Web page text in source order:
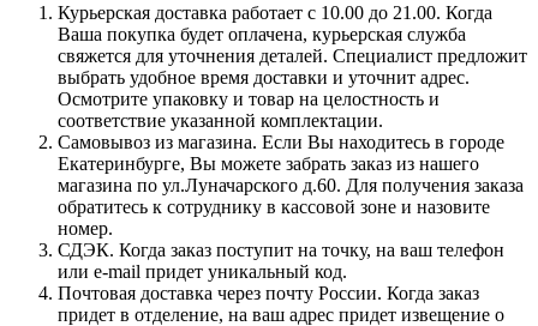
Курьерская доставка работает с 10.00 до 21.00. Когда
Ваша покупка будет оплачена, курьерская служба
свяжется для уточнения деталей. Специалист предложит
выбрать удобное время доставки и уточнит адрес.
Осмотрите упаковку и товар на целостность и
соответствие указанной комплектации.
Самовывоз из магазина. Если Вы находитесь в городе
Екатеринбурге, Вы можете забрать заказ из нашего
магазина по ул.Луначарского д.60. Для получения заказа
обратитесь к сотруднику в кассовой зоне и назовите
номер.
СДЭК. Когда заказ поступит на точку, на ваш телефон
или e-mail придет уникальный код.
Почтовая доставка через почту России. Когда заказ
придет в отделение, на ваш адрес придет извещение о